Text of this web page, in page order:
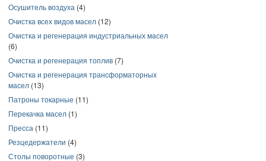
Осушитель воздуха (4)
Очистка всех видов масел (12)
Очистка и регенерация индустриальных масел
(6)
Очистка и регенерация топлив (7)
Очистка и регенерация трансформаторных
масел (13)
Патроны токарные (11)
Перекачка масел (1)
Пресса (11)
Резцедержатели (4)
Столы поворотные (3)